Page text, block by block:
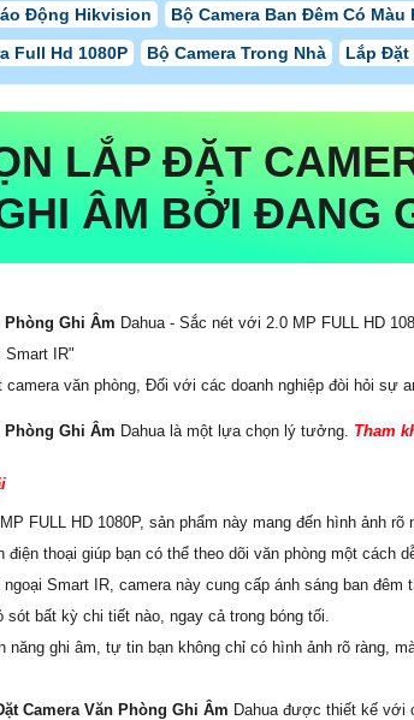
Động Hikvision
Bộ Camera Ban Đêm Có Màu
Full Hd 1080P
Bộ Camera Trong Nhà Lắp Đặt
LẮP ĐẶT
ÂMBỞI ĐANG
Phòng Ghi Âm Dahua - Sắc nét với 2.0 MP FULL HD
Smart IR"
văn phòng, Đối với các doanh nghiệp đòi hỏi sự
Phòng Ghi Âm Dahua là một lựa chọn lý tưởng. Tham
FULL HD 1080P, sản phẩm này mang đến hình ảnh
điện thoại giúp bạn có thể theo dõi văn phòng một cách
Smart IR, camera này cung cấp ánh sáng ban
sót bất kỳ chi tiết nào, ngay cả trong bóng tối.
năng ghi âm, tự tin bạn không chỉ có hình ảnh rõ ràng,
Camera Văn Phòng Ghi Âm Dahua được thiết kế với